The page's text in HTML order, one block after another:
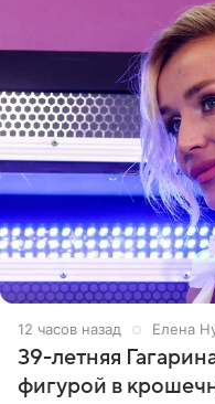
12 часов назад Елена
39-летняя
фигурой в